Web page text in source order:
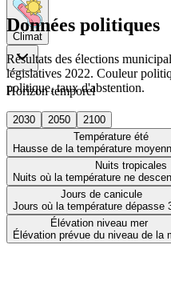
Climat
Horizon temporel
2030 2050
2100
Température été
Hausse de la température
Nuits tropicales
Nuits où la température ne
Jours de canicule
Jours où la température dépasse
Élévation niveau mer
Élévation prévue du niveau de la
Données politiques
Résultats des élections
législatives 2022. Couleur
politique, taux d'abstention.